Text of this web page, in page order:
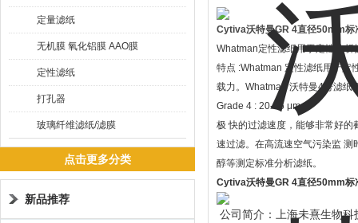
定量滤纸
无机膜 氧化铝膜 AAO膜
定性滤纸
打孔器
玻璃纤维滤纸/滤膜
点击更多分类
新品推荐
Cytiva沃特曼GR 4直径50mm标
Whatman定性滤纸用于定性分析
特点 :Whatman 定性滤纸用于定
载力。Whatman 沃特曼4号滤纸
Grade 4 : 20-25 μm
极 快的过滤速度，能够非常好
速过滤。在高流速空气污染监
醇等测定标准分析滤纸。
Cytiva沃特曼GR 4直径50mm标
公司简介：上海未熹生物